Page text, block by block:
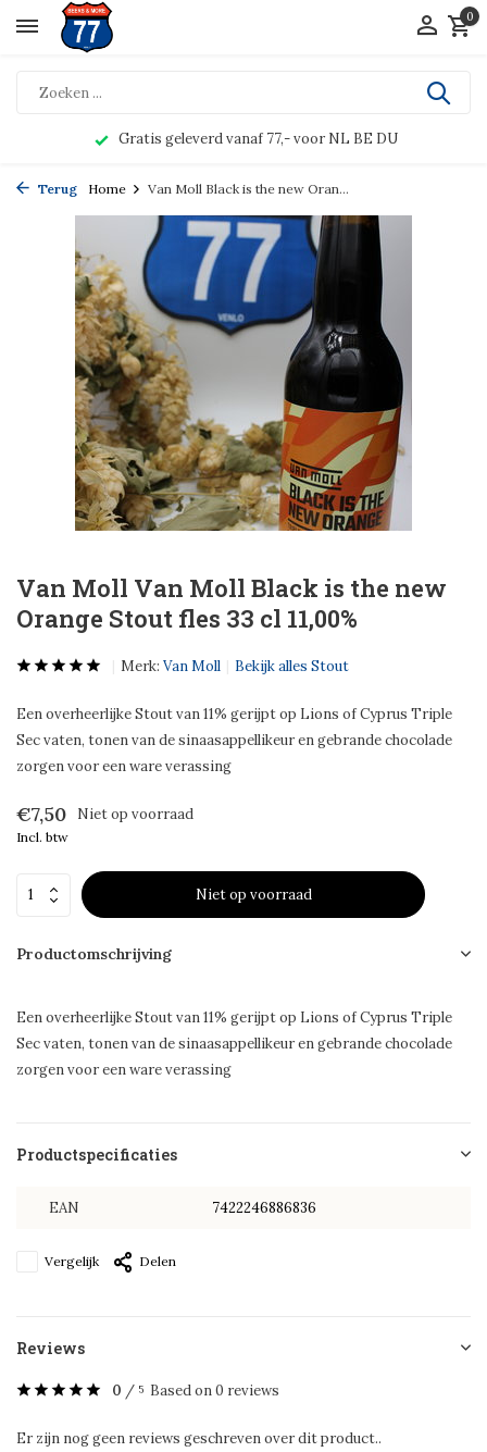
0
Gratis geleverd vanaf 77,- voor NL BE DU
Terug Home Van Moll Black is the new Oran...
Van Moll Van Moll Black is the new
Orange Stout fles 33 cl 11,00%
Merk: Van Moll Bekijk alles Stout
Een overheerlijke Stout van 11% gerijpt op Lions of Cyprus Triple
Sec vaten, tonen van de sinaasappellikeur en gebrande chocolade
zorgen voor een ware verassing
€7,50 Niet op voorraad
Incl. btw
Niet op voorraad
Productomschrijving
Een overheerlijke Stout van 11% gerijpt op Lions of Cyprus Triple
Sec vaten, tonen van de sinaasappellikeur en gebrande chocolade
zorgen voor een ware verassing
Productspecificaties
EAN 7422246886836
Vergelijk Delen
Reviews
0 / 5 Based on 0 reviews
Er zijn nog geen reviews geschreven over dit product..